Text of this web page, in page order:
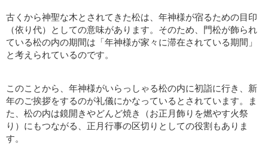
古くから神聖な木とされてきた松は、年神様が宿るための目印
（依り代）としての意味があります。そのため、門松が飾られ
ている松の内の期間は「年神様が家々に滞在されている期間」
と考えられているのです。
このことから、年神様がいらっしゃる松の内に初詣に行き、新
年のご挨拶をするのが礼儀にかなっているとされています。ま
た、松の内は鏡開きやどんど焼き（お正月飾りを燃やす火祭
り）にもつながる、正月行事の区切りとしての役割もありま
す。